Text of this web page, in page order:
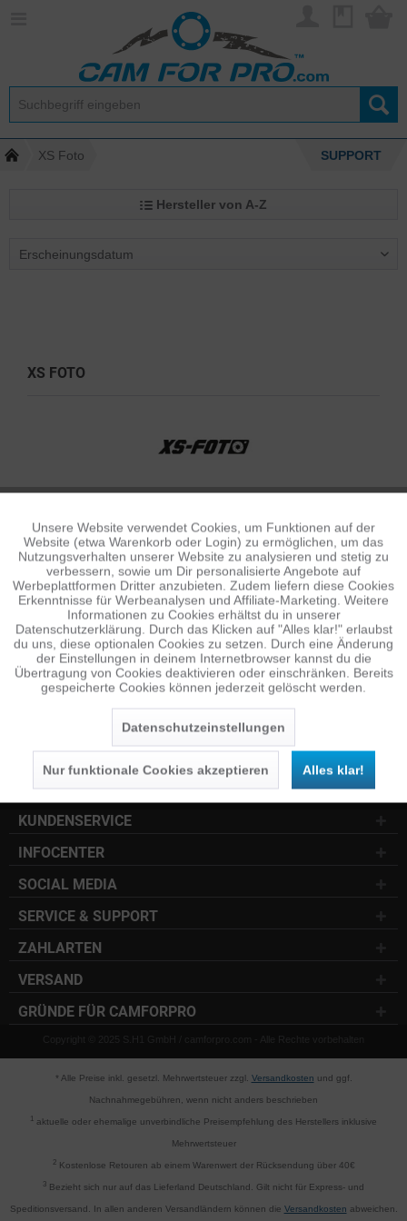
XS Foto SUPPORT
Hersteller von A-Z
XS FOTO
NEWSLETTER
Jetzt anmelden und 10 € Gutschein sichern
habe ich zur Kenntnis
genommen.
KUNDENSERVICE
INFOCENTER
SOCIAL MEDIA
SERVICE & SUPPORT
ZAHLARTEN
VERSAND
GRÜNDE FÜR CAMFORPRO
Copyright © 2025 S.H1 GmbH / camforpro.com - Alle Rechte vorbehalten
* Alle Preise inkl. gesetzl. Mehrwertsteuer zzgl. Versandkosten und ggf.
Nachnahmegebühren, wenn nicht anders beschrieben
1 aktuelle oder ehemalige unverbindliche Preisempfehlung des Herstellers inklusive
Mehrwertsteuer
2Kostenlose Retouren ab einem Warenwert der Rücksendung über 40€
3 Bezieht sich nur auf das Lieferland Deutschland. Gilt nicht für Express- und
Speditionsversand. In allen anderen Versandländern können die Versandkosten abweichen.
Funktionale Aktiv
Tracking Inaktiv
Personalisierung Inaktiv
Service Inaktiv
Unsere Website verwendet Cookies, um Funktionen auf der
Website (etwa Warenkorb oder Login) zu ermöglichen, um das
Nutzungsverhalten unserer Website zu analysieren und stetig zu
verbessern, sowie um Dir personalisierte Angebote auf
Werbeplattformen Dritter anzubieten. Zudem liefern diese Cookies
Erkenntnisse für Werbeanalysen und Affiliate-Marketing. Weitere
Informationen zu Cookies erhältst du in unserer
Datenschutzerklärung. Durch das Klicken auf "Alles klar!" erlaubst
du uns, diese optionalen Cookies zu setzen. Durch eine Änderung
der Einstellungen in deinem Internetbrowser kannst du die
Übertragung von Cookies deaktivieren oder einschränken. Bereits
gespeicherte Cookies können jederzeit gelöscht werden.
Datenschutzeinstellungen
Nur funktionale Cookies akzeptieren Alles klar!